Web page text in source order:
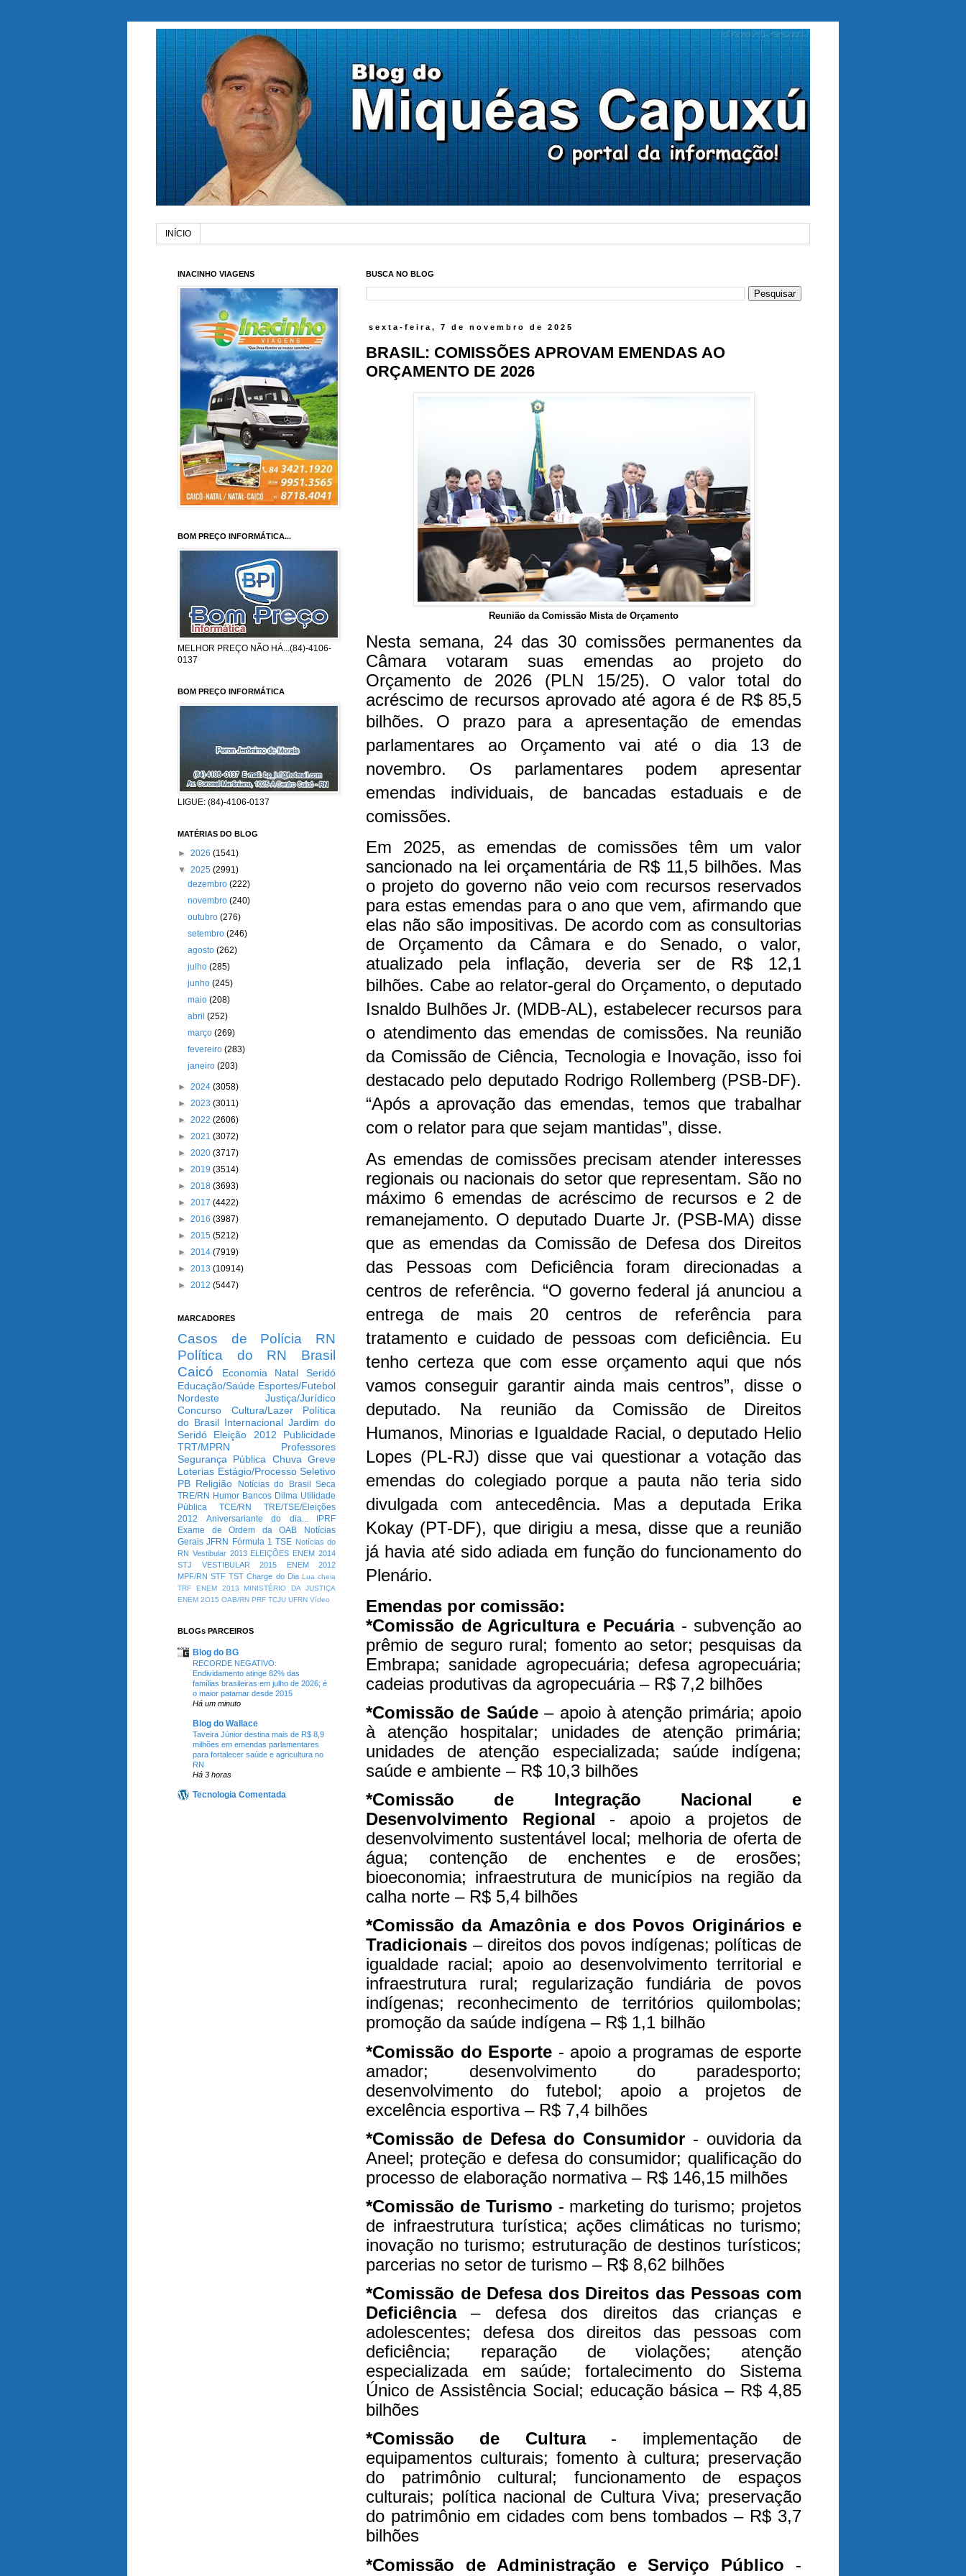
INÍCIO
BUSCA NO BLOG
sexta-feira, 7 de novembro de 2025
BRASIL: COMISSÕES APROVAM EMENDAS AO
ORÇAMENTO DE 2026
Reunião da Comissão Mista de Orçamento
Nesta semana, 24 das 30 comissões permanentes da
Câmara votaram suas emendas ao projeto do
Orçamento de 2026 (PLN 15/25). O valor total do
acréscimo de recursos aprovado até agora é de R$ 85,5
bilhões. O prazo para a apresentação de emendas
parlamentares ao Orçamento vai até o dia 13 de
novembro. Os parlamentares podem apresentar
emendas individuais, de bancadas estaduais e de
comissões.
Em 2025, as emendas de comissões têm um valor
sancionado na lei orçamentária de R$ 11,5 bilhões. Mas
o projeto do governo não veio com recursos reservados
para estas emendas para o ano que vem, afirmando que
elas não são impositivas. De acordo com as consultorias
de Orçamento da Câmara e do Senado, o valor,
atualizado pela inflação, deveria ser de R$ 12,1
bilhões. Cabe ao relator-geral do Orçamento, o deputado
Isnaldo Bulhões Jr. (MDB-AL), estabelecer recursos para
o atendimento das emendas de comissões. Na reunião
da Comissão de Ciência, Tecnologia e Inovação, isso foi
destacado pelo deputado Rodrigo Rollemberg (PSB-DF).
“Após a aprovação das emendas, temos que trabalhar
com o relator para que sejam mantidas”, disse.
As emendas de comissões precisam atender interesses
regionais ou nacionais do setor que representam. São no
máximo 6 emendas de acréscimo de recursos e 2 de
remanejamento. O deputado Duarte Jr. (PSB-MA) disse
que as emendas da Comissão de Defesa dos Direitos
das Pessoas com Deficiência foram direcionadas a
centros de referência. “O governo federal já anunciou a
entrega de mais 20 centros de referência para
tratamento e cuidado de pessoas com deficiência. Eu
tenho certeza que com esse orçamento aqui que nós
vamos conseguir garantir ainda mais centros”, disse o
deputado. Na reunião da Comissão de Direitos
Humanos, Minorias e Igualdade Racial, o deputado Helio
Lopes (PL-RJ) disse que vai questionar a votação das
emendas do colegiado porque a pauta não teria sido
divulgada com antecedência. Mas a deputada Erika
Kokay (PT-DF), que dirigiu a mesa, disse que a reunião
já havia até sido adiada em função do funcionamento do
Plenário.
Emendas por comissão:
*Comissão de Agricultura e Pecuária - subvenção ao
prêmio de seguro rural; fomento ao setor; pesquisas da
Embrapa; sanidade agropecuária; defesa agropecuária;
cadeias produtivas da agropecuária – R$ 7,2 bilhões
*Comissão de Saúde– apoio à atenção primária; apoio
à atenção hospitalar; unidades de atenção primária;
unidades de atenção especializada; saúde indígena;
saúde e ambiente – R$ 10,3 bilhões
*Comissão de Integração Nacional e
Desenvolvimento Regional - apoio a projetos de
desenvolvimento sustentável local; melhoria de oferta de
água; contenção de enchentes e de erosões;
bioeconomia; infraestrutura de municípios na região da
calha norte – R$ 5,4 bilhões
*Comissão da Amazônia e dos Povos Originários e
Tradicionais – direitos dos povos indígenas; políticas de
igualdade racial; apoio ao desenvolvimento territorial e
infraestrutura rural; regularização fundiária de povos
indígenas; reconhecimento de territórios quilombolas;
promoção da saúde indígena – R$ 1,1 bilhão
*Comissão do Esporte - apoio a programas de esporte
amador; desenvolvimento do paradesporto;
desenvolvimento do futebol; apoio a projetos de
excelência esportiva – R$ 7,4 bilhões
*Comissão de Defesa do Consumidor - ouvidoria da
Aneel; proteção e defesa do consumidor; qualificação do
processo de elaboração normativa – R$ 146,15 milhões
*Comissão de Turismo - marketing do turismo; projetos
de infraestrutura turística; ações climáticas no turismo;
inovação no turismo; estruturação de destinos turísticos;
parcerias no setor de turismo – R$ 8,62 bilhões
*Comissão de Defesa dos Direitos das Pessoas com
Deficiência– defesa dos direitos das crianças e
adolescentes; defesa dos direitos das pessoas com
deficiência; reparação de violações; atenção
especializada em saúde; fortalecimento do Sistema
Único de Assistência Social; educação básica – R$ 4,85
bilhões
*Comissão de Cultura - implementação de
equipamentos culturais; fomento à cultura; preservação
do patrimônio cultural; funcionamento de espaços
culturais; política nacional de Cultura Viva; preservação
do patrimônio em cidades com bens tombados – R$ 3,7
bilhões
*Comissão de Administração e Serviço Público -
INACINHO VIAGENS
BOM PREÇO INFORMÁTICA...
MELHOR PREÇO NÃO HÁ...(84)-4106-
0137
BOM PREÇO INFORMÁTICA
LIGUE: (84)-4106-0137
MATÉRIAS DO BLOG
► 2026 (1541)
▼ 2025 (2991)
dezembro(222)
novembro(240)
outubro(276)
setembro(246)
agosto(262)
julho(285)
junho(245)
maio(208)
abril(252)
março(269)
fevereiro(283)
janeiro(203)
► 2024 (3058)
► 2023 (3011)
► 2022 (2606)
► 2021 (3072)
► 2020 (3717)
► 2019 (3514)
► 2018 (3693)
► 2017 (4422)
► 2016 (3987)
► 2015 (5212)
► 2014 (7919)
► 2013 (10914)
► 2012 (5447)
MARCADORES
Casos de Polícia
RN
Política do RN
Brasil
Caicó
Economia Natal
Seridó
Educação/Saúde Esportes/Futebol
Nordeste
Justiça/Jurídico
Concurso
Cultura/Lazer
Política
do Brasil Internacional Jardim do
Seridó
Eleição 2012
Publicidade
TRT/MPRN
Professores
Segurança Pública Chuva Greve
Loterias Estágio/Processo Seletivo
PB Religião Notícias do Brasil
Seca
TRE/RN Humor Bancos Dilma Utilidade
Pública
TCE/RN
TRE/TSE/Eleições
2012
Aniversariante do dia...
IPRF
Exame de Ordem da OAB
Notícias
Gerais JFRN Fórmula 1 TSE Notícias do
RN Vestibular 2013 ELEIÇÕES ENEM 2014
STJ
VESTIBULAR 2015
ENEM 2012
MPF/RN STF TST Charge do Dia Lua cheia
TRF
ENEM 2013
MINISTÉRIO DA JUSTIÇA
ENEM 2O15 OAB/RN PRF TCJU UFRN Vídeo
BLOGs PARCEIROS
Blog do BG
RECORDE NEGATIVO:
Endividamento atinge 82% das
famílias brasileiras em julho de 2026; é
o maior patamar desde 2015
Há um minuto
Blog do Wallace
Taveira Júnior destina mais de R$ 8,9
milhões em emendas parlamentares
para fortalecer saúde e agricultura no
RN
Há 3 horas
Tecnologia Comentada